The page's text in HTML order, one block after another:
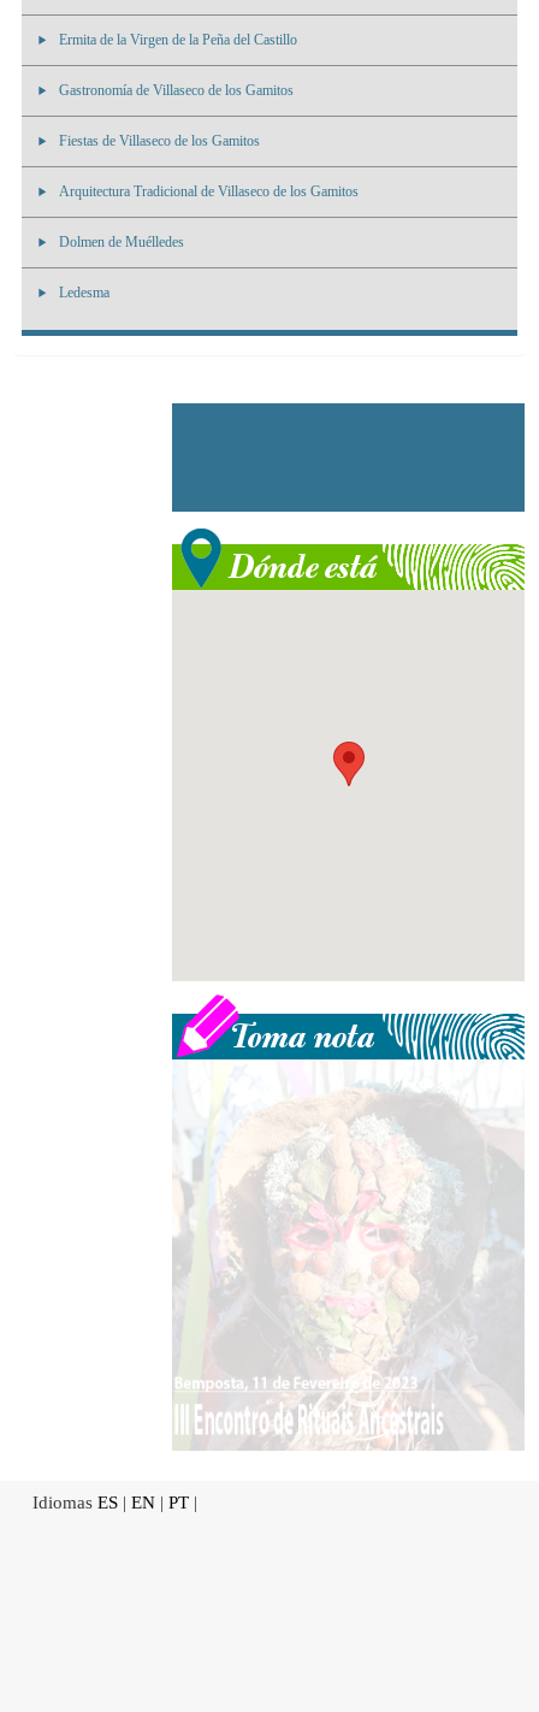
Ermita de la Virgen de la Peña del Castillo
Gastronomía de Villaseco de los Gamitos
Fiestas de Villaseco de los Gamitos
Arquitectura Tradicional de Villaseco de los Gamitos
Dolmen de Muélledes
Ledesma
Idiomas ES | EN | PT |